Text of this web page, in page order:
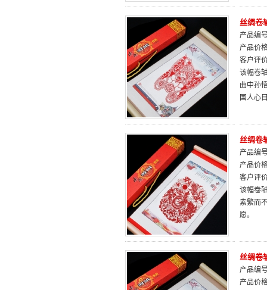
丝绸卷
产品编
产品价
客户评
该幅卷
曲中孙
国人心
丝绸卷
产品编
产品价
客户评
该幅卷
素繁而
愿。
丝绸卷
产品编
产品价